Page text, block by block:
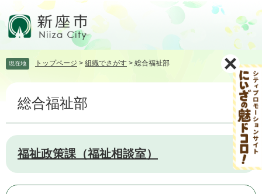
頭飛
へ
現在地 トップページ > 組織でさがす > 総合福祉部
本
総合福祉部
福祉政策課（福祉相談室）